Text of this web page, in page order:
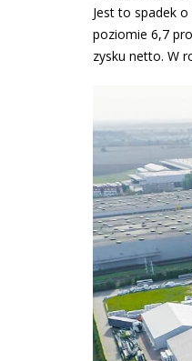
Jest to spadek
poziomie 6,7
zysku netto. W